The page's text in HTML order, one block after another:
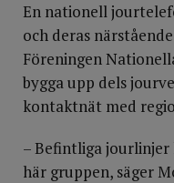
En nationell
och deras
Föreningen
bygga upp dels
kontaktnät med
– Befintliga
här gruppen, säger